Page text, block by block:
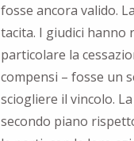
fosse ancora valido.
tacita. I giudici hanno
particolare la
compensi – fosse un
sciogliere il vincolo.
secondo piano